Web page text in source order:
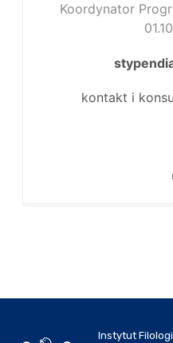
Koordynator
kontakt i
Instytut